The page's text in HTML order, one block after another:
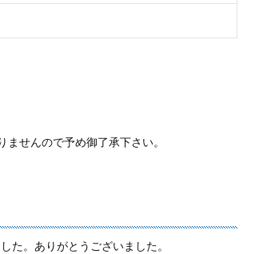
せんので予め御了承下さい。
た。ありがとうございました。